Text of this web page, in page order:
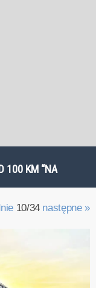
100 KM “NA
10/34 następne »